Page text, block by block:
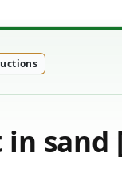
sand